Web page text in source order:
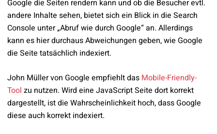
Google die Seiten rendern kann und ob die Besucher evtl.
andere Inhalte sehen, bietet sich ein Blick in die Search
Console unter „Abruf wie durch Google“ an. Allerdings
kann es hier durchaus Abweichungen geben, wie Google
die Seite tatsächlich indexiert.
John Müller von Google empfiehlt das Mobile-Friendly-
Tool zu nutzen. Wird eine JavaScript Seite dort korrekt
dargestellt, ist die Wahrscheinlichkeit hoch, dass Google
diese auch korrekt indexiert.